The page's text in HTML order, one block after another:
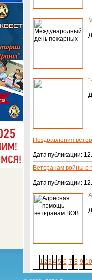
Поздравления
Дата публикации:
Ветеранам войны о
Дата публикации:
1 2 34 5 6 7 8 9 10